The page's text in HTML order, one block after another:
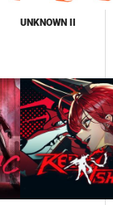
UNKNOWN II